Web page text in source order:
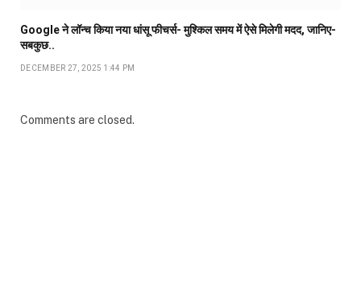
Google ने लॉन्च किया नया धांसू फीचर्स- मुश्किल समय में ऐसे मिलेगी मदद, जानिए-
सबकुछ..
DECEMBER 27, 2025 1:44 PM
Comments are closed.